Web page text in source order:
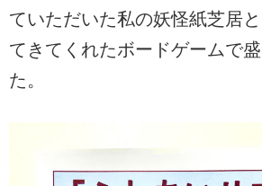
ていただいた私の妖怪紙芝居
てきてくれたボードゲームで
た。